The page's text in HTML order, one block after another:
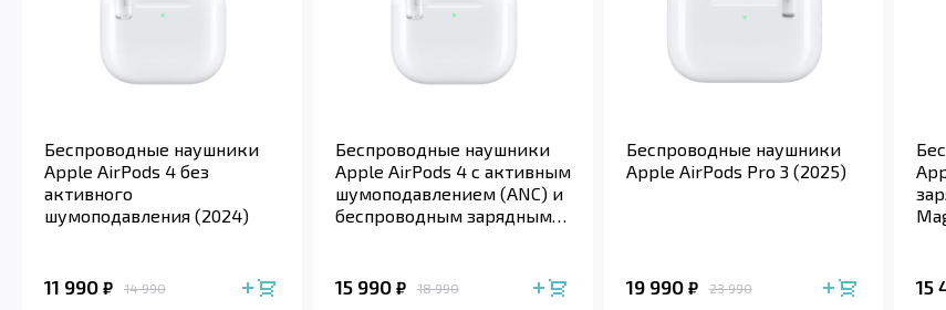
Беспроводные наушники
Apple AirPods 4 без
активного
шумоподавления (2024)
11 990 ₽ 14 990
Беспроводные наушники
Apple AirPods 4 с активным
шумоподавлением (ANC) и
беспроводным зарядным
15 990 ₽ 18 990
Беспроводные наушники
Apple AirPods Pro 3 (2025)
19 990 ₽ 23 990 15